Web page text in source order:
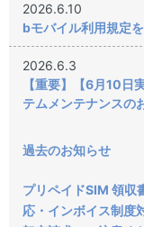
2026.6.10
bモバイル利用規定
2026.6.3
【重要】【6月10日
テムメンテナンスの
過去のお知らせ
プリペイドSIM 領収
応・インボイス制度